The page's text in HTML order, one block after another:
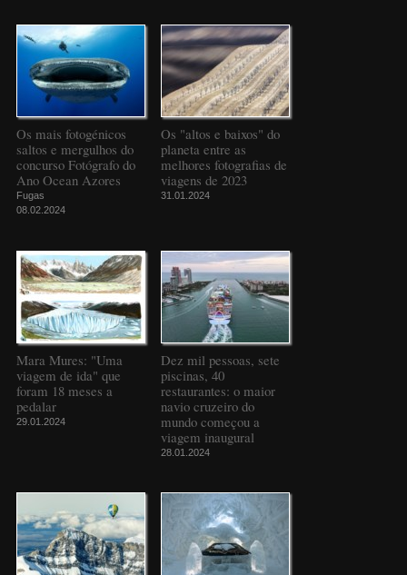
Os mais fotogénicos
saltos e mergulhos do
concurso Fotógrafo do
Ano Ocean Azores
Fugas
08.02.2024
Os "altos e baixos" do
planeta entre as
melhores fotografias de
viagens de 2023
31.01.2024
Mara Mures: "Uma
viagem de ida" que
foram 18 meses a
pedalar
29.01.2024
Dez mil pessoas, sete
piscinas, 40
restaurantes: o maior
navio cruzeiro do
mundo começou a
viagem inaugural
28.01.2024